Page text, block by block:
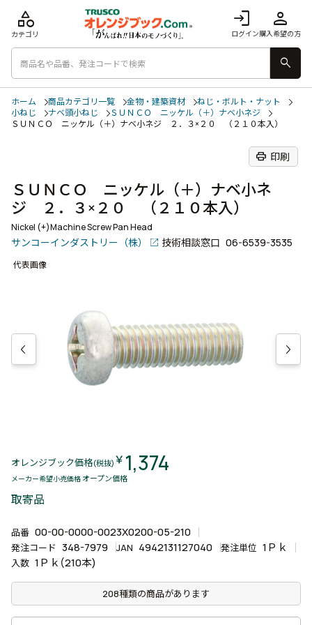
login
ログイン
person
購入希望の方
category
カテゴリ
search
ホーム 商品カテゴリ一覧 金物・建築資材
ねじ・ボルト・ナット
小ねじ
ナベ頭小ねじ
ＳＵＮＣＯ ニッケル（＋）ナベ小ネジ
ＳＵＮＣＯ ニッケル（＋）ナベ小ネジ ２．３×２０ （２１０本入）
print 印刷
ＳＵＮＣＯ ニッケル（＋）ナベ小ネ
ジ ２．３×２０ （２１０本入）
Nickel (+)Machine Screw Pan Head
サンコーインダストリー（株） 技術相談窓口 06-6539-3535
代表画像
オレンジブック価格(税抜) ￥ 1,374
メーカー希望小売価格 オープン価格
取寄品
品番 00-00-0000-0023X0200-05-210
発注コード 348-7979 JAN 4942131127040 発注単位 1Ｐｋ
入数 1Ｐｋ(210本)
208種類の商品があります